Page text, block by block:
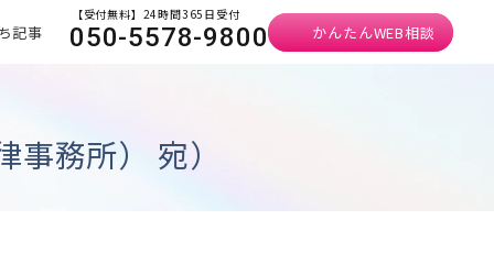
記事
【受付無料】24時間365日受付
050-5578-9800 かんたんWEB相談
務所） 宛）